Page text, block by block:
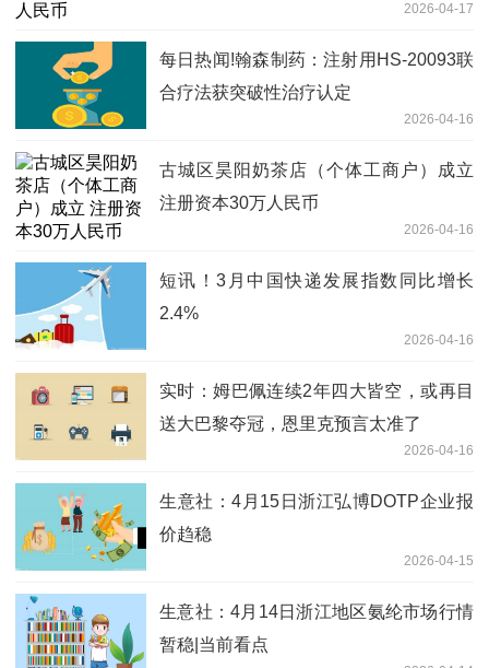
2026-04-17
每日热闻!翰森制药：注射用HS-20093联
合疗法获突破性治疗认定
2026-04-16
古城区昊阳奶茶店（个体工商户）成立
注册资本30万人民币
2026-04-16
短讯！3月中国快递发展指数同比增长
2.4%
2026-04-16
实时：姆巴佩连续2年四大皆空，或再目
送大巴黎夺冠，恩里克预言太准了
2026-04-16
生意社：4月15日浙江弘博DOTP企业报
价趋稳
2026-04-15
生意社：4月14日浙江地区氨纶市场行情
暂稳|当前看点